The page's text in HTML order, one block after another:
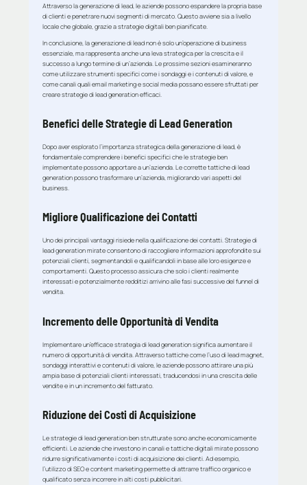
Attraverso la generazione di lead, le aziende possono espandere la propria base
di clienti e penetrare nuovi segmenti di mercato. Questo avviene sia a livello
locale che globale, grazie a strategie digitali ben pianificate.
In conclusione, la generazione di lead non è solo un’operazione di business
essenziale, ma rappresenta anche una leva strategica per la crescita e il
successo a lungo termine di un’azienda. Le prossime sezioni esamineranno
come utilizzare strumenti specifici come i sondaggi e i contenuti di valore, e
come canali quali email marketing e social media possano essere sfruttati per
creare strategie di lead generation efficaci.
Benefici delle Strategie di Lead Generation
Dopo aver esplorato l’importanza strategica della generazione di lead, è
fondamentale comprendere i benefici specifici che le strategie ben
implementate possono apportare a un’azienda. Le corrette tattiche di lead
generation possono trasformare un’azienda, migliorando vari aspetti del
business.
Migliore Qualificazione dei Contatti
Uno dei principali vantaggi risiede nella qualificazione dei contatti. Strategie di
lead generation mirate consentono di raccogliere informazioni approfondite sui
potenziali clienti, segmentandoli e qualificandoli in base alle loro esigenze e
comportamenti. Questo processo assicura che solo i clienti realmente
interessati e potenzialmente redditizi arrivino alle fasi successive del funnel di
vendita.
Incremento delle Opportunità di Vendita
Implementare un’efficace strategia di lead generation significa aumentare il
numero di opportunità di vendita. Attraverso tattiche come l’uso di lead magnet,
sondaggi interattivi e contenuti di valore, le aziende possono attirare una più
ampia base di potenziali clienti interessati, traducendosi in una crescita delle
vendite e in un incremento del fatturato.
Riduzione dei Costi di Acquisizione
Le strategie di lead generation ben strutturate sono anche economicamente
efficienti. Le aziende che investono in canali e tattiche digitali mirate possono
ridurre significativamente i costi di acquisizione dei clienti. Ad esempio,
l’utilizzo di SEO e content marketing permette di attrarre traffico organico e
qualificato senza incorrere in alti costi pubblicitari.